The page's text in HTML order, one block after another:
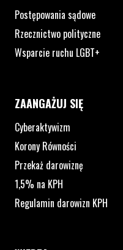
Postępowania sądowe
Rzecznictwo polityczne
Wsparcie ruchu LGBT+
ZAANGAŻUJ SIĘ
Cyberaktywizm
Korony Równości
Przekaż darowiznę
1,5% na KPH
Regulamin darowizn KPH